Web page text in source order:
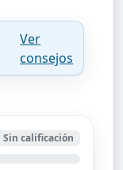
Ver
consejos
Sin calificación